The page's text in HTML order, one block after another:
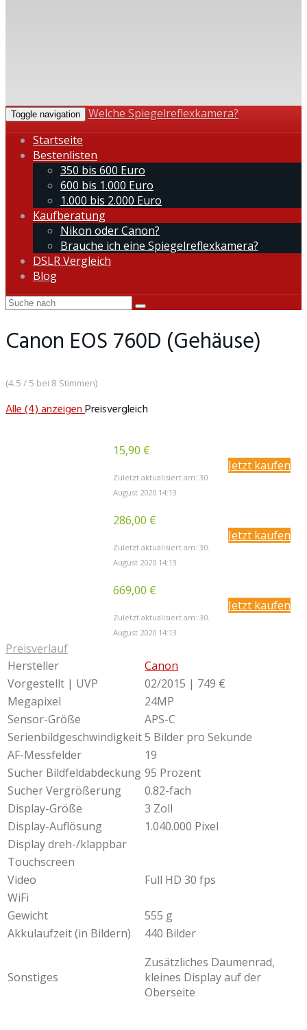
Toggle navigation
Welche Spiegelreflexkamera?
Startseite
Bestenlisten
350 bis 600 Euro
600 bis 1.000 Euro
1.000 bis 2.000 Euro
Kaufberatung
Nikon oder Canon?
Brauche ich eine Spiegelreflexkamera?
DSLR Vergleich
Blog
Canon EOS 760D (Gehäuse)
(4.5 / 5 bei 8 Stimmen)
Alle (4) anzeigenPreisvergleich
15,90 €
Zuletzt aktualisiert am: 30.
August 2020 14:13
Jetzt kaufen
286,00 €
Zuletzt aktualisiert am: 30.
August 2020 14:13
Jetzt kaufen
669,00 €
Zuletzt aktualisiert am: 30.
August 2020 14:13
Jetzt kaufen
Preisverlauf
Hersteller
Canon
Vorgestellt | UVP
02/2015 | 749 €
Megapixel
24MP
Sensor-Größe
APS-C
Serienbildgeschwindigkeit5 Bilder pro Sekunde
AF-Messfelder
19
Sucher Bildfeldabdeckung 95 Prozent
Sucher Vergrößerung
0.82-fach
Display-Größe
3 Zoll
Display-Auflösung
1.040.000 Pixel
Display dreh-/klappbar
Touchscreen
Video
Full HD 30 fps
WiFi
Gewicht
555 g
Akkulaufzeit (in Bildern)
440 Bilder
Sonstiges
Zusätzliches Daumenrad,
kleines Display auf der
Oberseite